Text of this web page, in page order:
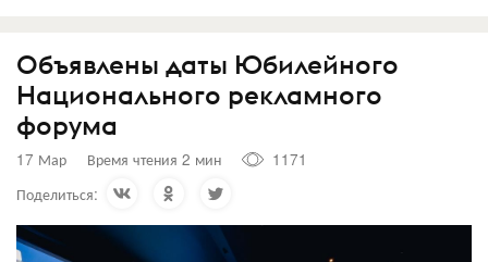
Объявлены даты Юбилейного
Национального рекламного
форума
17 Мар Время чтения 2 мин
1171
Поделиться: